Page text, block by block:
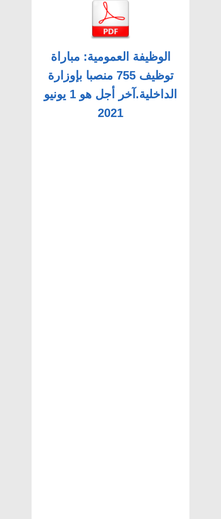
الوظيفة العمومية: مباراة
توظيف 755 منصبا بإوزارة
الداخلية.آخر أجل هو 1 يونيو
2021